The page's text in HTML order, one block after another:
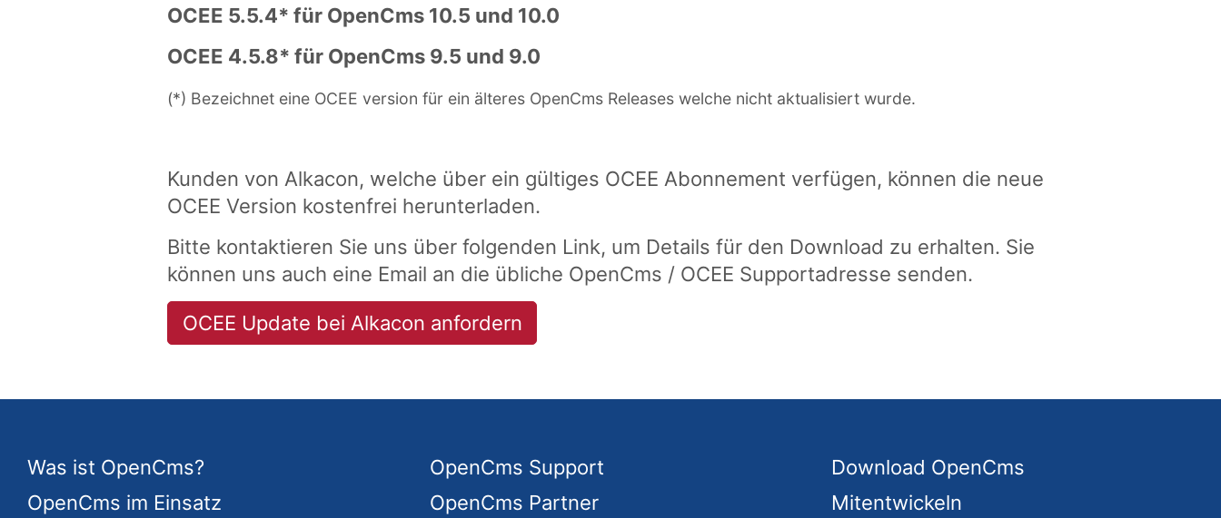
OCEE 5.5.4* für OpenCms 10.5 und 10.0
OCEE 4.5.8* für OpenCms 9.5 und 9.0
(*) Bezeichnet eine OCEE version für ein älteres OpenCms Releases welche nicht aktualisiert wurde.
Kunden von Alkacon, welche über ein gültiges OCEE Abonnement verfügen, können die neue
OCEE Version kostenfrei herunterladen.
Bitte kontaktieren Sie uns über folgenden Link, um Details für den Download zu erhalten. Sie
können uns auch eine Email an die übliche OpenCms / OCEE Supportadresse senden.
OCEE Update bei Alkacon anfordern
Was ist OpenCms?
OpenCms im Einsatz
OpenCms Support
OpenCms Partner
Download OpenCms
Mitentwickeln